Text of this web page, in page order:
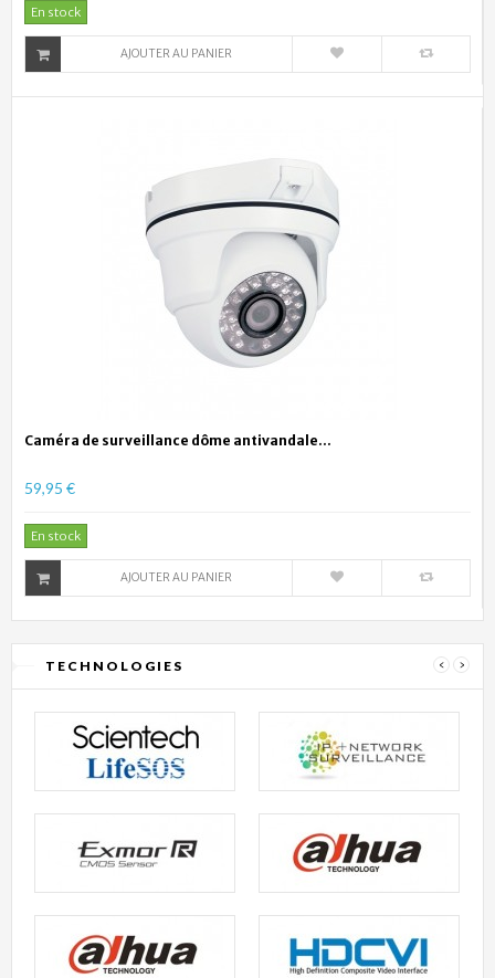
En stock
AJOUTER AU PANIER
Caméra de surveillance dôme antivandale...
59,95 €
En stock
AJOUTER AU PANIER
TECHNOLOGIES ‹ ›